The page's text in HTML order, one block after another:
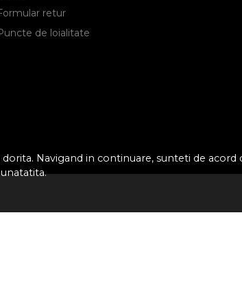
Navigand in continuare, sunteti de acord
retur
de loialitate